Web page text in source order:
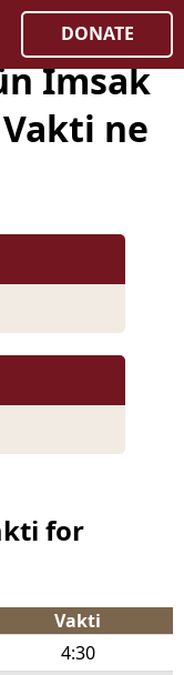
DONATE
İmsak
ne
for
Vakti
4:30